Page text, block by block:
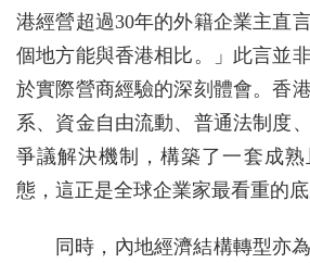
港經營超過30年的外籍企業主直
個地方能與香港相比。」此言並
於實際營商經驗的深刻體會。香
系、資金自由流動、普通法制度
爭議解決機制，構築了一套成
態，這正是全球企業家最看重的底
同時，內地經濟結構轉型亦